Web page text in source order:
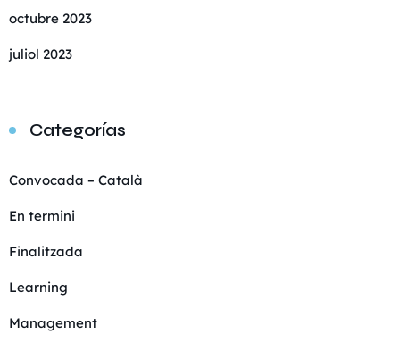
octubre 2023
juliol 2023
Categorías
Convocada – Català
En termini
Finalitzada
Learning
Management